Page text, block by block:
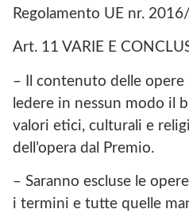
Regolamento UE nr.
Art. 11 VARIE E
– Il contenuto delle
ledere in nessun modo il
valori etici, culturali e
dell’opera dal Premio.
– Saranno escluse le
i termini e tutte quelle